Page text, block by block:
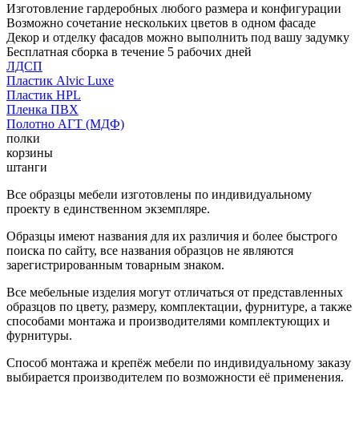
Изготовление гардеробных любого размера и конфигурации
Возможно сочетание нескольких цветов в одном фасаде
Декор и отделку фасадов можно выполнить под вашу задумку
Бесплатная сборка в течение 5 рабочих дней
ЛДСП
Пластик Alvic Luxe
Пластик HPL
Пленка ПВХ
Полотно АГТ (МДФ)
полки
корзины
штанги
Все образцы мебели изготовлены по индивидуальному
проекту в единственном экземпляре.
Образцы имеют названия для их различия и более быстрого
поиска по сайту, все названия образцов не являются
зарегистрированным товарным знаком.
Все мебельные изделия могут отличаться от представленных
образцов по цвету, размеру, комплектации, фурнитуре, а также
способами монтажа и производителями комплектующих и
фурнитуры.
Способ монтажа и крепёж мебели по индивидуальному заказу
выбирается производителем по возможности её применения.